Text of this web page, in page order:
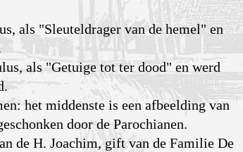
als "Sleuteldrager van de hemel" en
als "Getuige tot ter dood" en werd
het middenste is een afbeelding van
door de Parochianen.
de H. Joachim, gift van de Familie De